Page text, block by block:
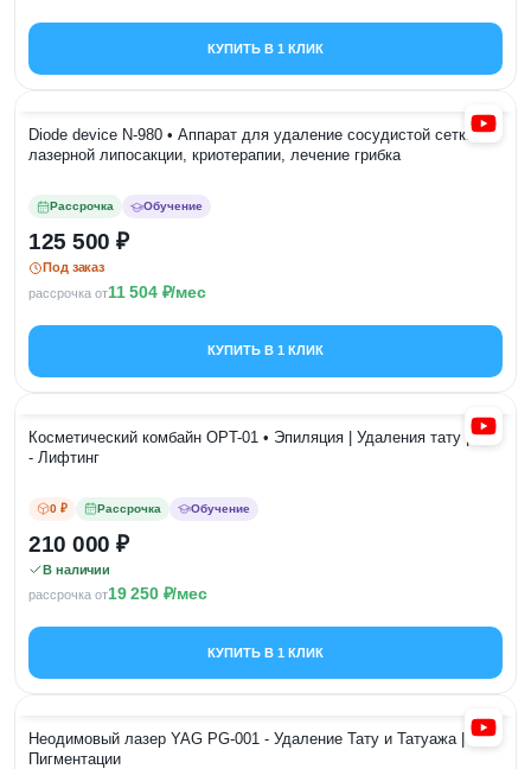
КУПИТЬ В 1 КЛИК
Diode device N-980 • Аппарат для удаление сосудистой сетки,
лазерной липосакции, криотерапии, лечение грибка
Рассрочка Обучение
125 500
Под заказ
рассрочка от11 504 /мес
КУПИТЬ В 1 КЛИК
Косметический комбайн OPT-01 • Эпиляция | Удаления тату | RF
- Лифтинг
0 ₽ Рассрочка Обучение
210 000
В наличии
рассрочка от19 250 /мес
КУПИТЬ В 1 КЛИК
Неодимовый лазер YAG PG-001 - Удаление Тату и Татуажа |
Пигментации